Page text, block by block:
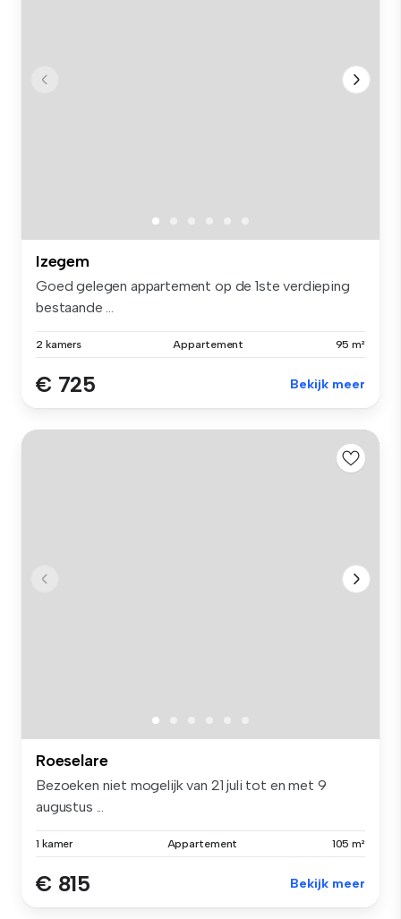
Izegem
Goed gelegen appartement op de 1ste verdieping
bestaande ...
2 kamers Appartement 95 m²
€ 725 Bekijk meer
Roeselare
Bezoeken niet mogelijk van 21 juli tot en met 9
augustus ...
1 kamer Appartement 105 m²
€ 815 Bekijk meer